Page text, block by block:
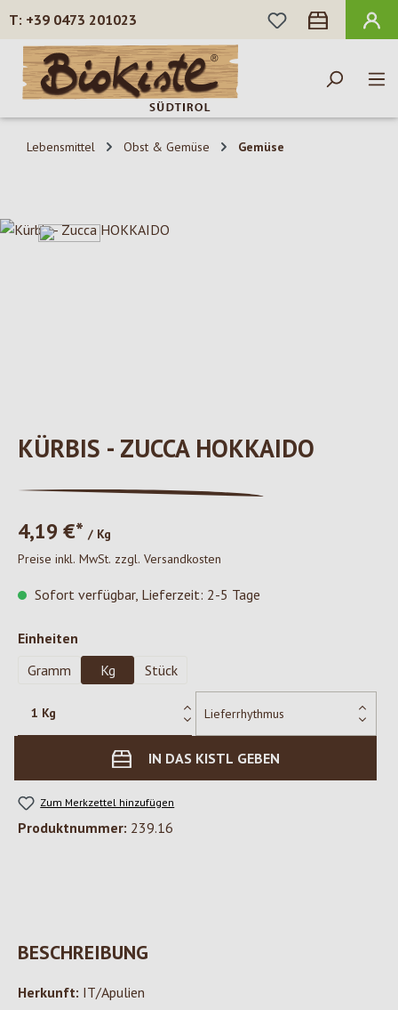
Zum Hauptinhalt springen
+39 0473 201023
DU HAST 0
Lebensmittel Obst & Gemüse Gemüse
Bildergalerie überspringen
KÜRBIS - ZUCCA HOKKAIDO
4,19 €* / Kg
Preise inkl. MwSt. zzgl. Versandkosten
Sofort verfügbar, Lieferzeit: 2-5 Tage
Einheiten
Gramm
Kg Stück
IN DAS KISTL GEBEN
Zum Merkzettel hinzufügen
Produktnummer: 239.16
BESCHREIBUNG
Herkunft: IT/Apulien